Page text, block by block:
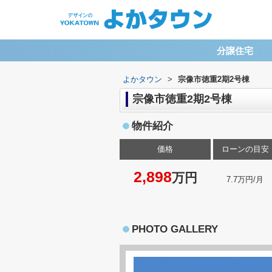
分譲住宅
よかタウン > 宗像市徳重2期2号棟
宗像市徳重2期2号棟
物件紹介
価格
2,898万円
ローンの目安
7.7万円/月
PHOTO GALLERY